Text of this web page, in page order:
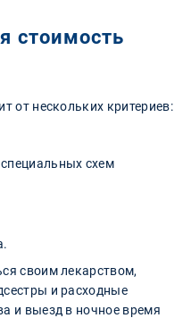
стоимость
от нескольких критериев:
схем
своим лекарством,
и расходные
и выезд в ночное время